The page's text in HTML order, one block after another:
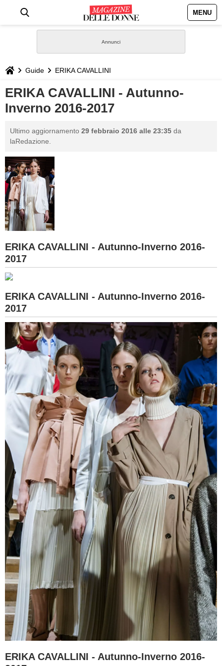
MENU
STILE
BIOGRAFIE
DEFINIZIONI
GASTRONOMIA
CAPELLI
SESSO
DIETA
FORUM
Guide ERIKA CAVALLINI
ERIKA CAVALLINI - Autunno-
Inverno 2016-2017
Ultimo aggiornamento 29 febbraio 2016 alle 23:35 da
laRedazione.
ERIKA CAVALLINI - Autunno-Inverno 2016-
2017
ERIKA CAVALLINI - Autunno-Inverno 2016-
2017
ERIKA CAVALLINI - Autunno-Inverno 2016-